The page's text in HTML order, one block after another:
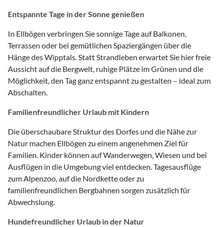
Entspannte Tage in der Sonne genießen
In Ellbögen verbringen Sie sonnige Tage auf Balkonen,
Terrassen oder bei gemütlichen Spaziergängen über die
Hänge des Wipptals. Statt Strandleben erwartet Sie hier freie
Aussicht auf die Bergwelt, ruhige Plätze im Grünen und die
Möglichkeit, den Tag ganz entspannt zu gestalten – ideal zum
Abschalten.
Familienfreundlicher Urlaub mit Kindern
Die überschaubare Struktur des Dorfes und die Nähe zur
Natur machen Ellbögen zu einem angenehmen Ziel für
Familien. Kinder können auf Wanderwegen, Wiesen und bei
Ausflügen in die Umgebung viel entdecken. Tagesausflüge
zum Alpenzoo, auf die Nordkette oder zu
familienfreundlichen Bergbahnen sorgen zusätzlich für
Abwechslung.
Hundefreundlicher Urlaub in der Natur